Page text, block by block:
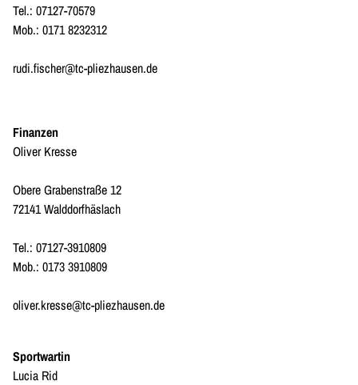
Tel.: 07127-70579
Mob.: 0171 8232312
rudi.fischer@tc-pliezhausen.de
Finanzen
Oliver Kresse
Obere Grabenstraße 12
72141 Walddorfhäslach
Tel.: 07127-3910809
Mob.: 0173 3910809
oliver.kresse@tc-pliezhausen.de
Sportwartin
Lucia Rid